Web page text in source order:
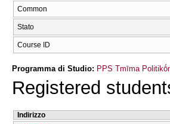
Common
Stato
Course ID
Programma di Studio: PPS Tmīma
Registered
Indirizzo